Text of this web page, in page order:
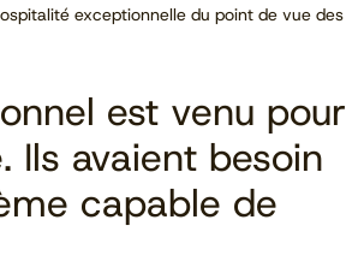
exceptionnelle du point de vue des
est venu pour
Ils avaient besoin
capable de